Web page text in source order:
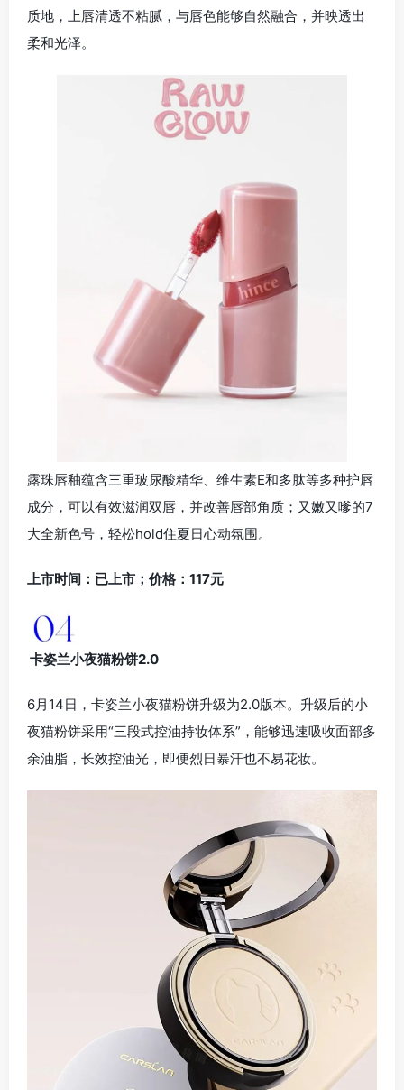
质地，上唇清透不粘腻，与唇色能够自然融合，并映透出
柔和光泽。
露珠唇釉蕴含三重玻尿酸精华、维生素E和多肽等多种护唇
成分，可以有效滋润双唇，并改善唇部角质；又嫩又嗲的7
大全新色号，轻松hold住夏日心动氛围。
上市时间：已上市；价格：117元
卡姿兰小夜猫粉饼2.0
6月14日，卡姿兰小夜猫粉饼升级为2.0版本。升级后的小
夜猫粉饼采用“三段式控油持妆体系”，能够迅速吸收面部多
余油脂，长效控油光，即便烈日暴汗也不易花妆。